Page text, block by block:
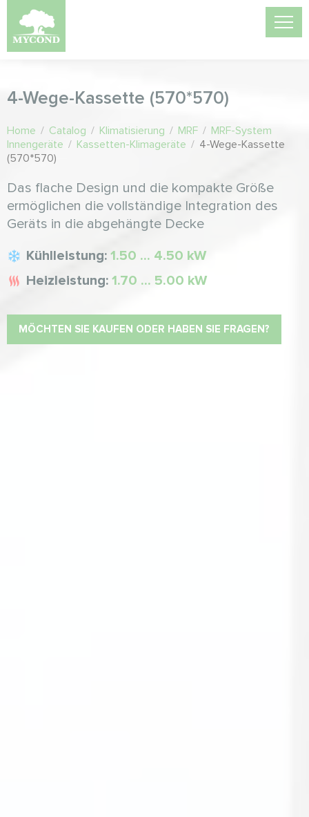
4-Wege-Kassette (570*570)
Home / Catalog / Klimatisierung / MRF / MRF-System
Innengeräte / Kassetten-Klimageräte / 4-Wege-Kassette
(570*570)
Das flache Design und die kompakte Größe
ermöglichen die vollständige Integration des
Geräts in die abgehängte Decke
Kühlleistung: 1.50 ... 4.50 kW
Heizleistung: 1.70 ... 5.00 kW
MÖCHTEN SIE KAUFEN ODER HABEN SIE FRAGEN?